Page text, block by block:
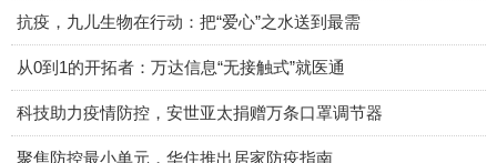
抗疫，九儿生物在行动：把“爱心”之水送到最需
从0到1的开拓者：万达信息“无接触式”就医通
科技助力疫情防控，安世亚太捐赠万条口罩调节器
聚焦防控最小单元，华住推出居家防疫指南